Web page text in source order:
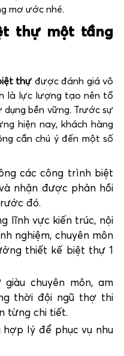
mơ ước nhé.
thự một tầng
thự được đánh giá vô
là lực lượng tạo nên tổ
bền vững. Trước sự
hiện nay, khách hàng
cần chú ý đến một số
các công trình biệt
nhận được phản hồi
đó.
lĩnh vực kiến trúc, nội
nghiệm, chuyên môn
thiết kế biệt thự 1
chuyên môn, am
thời đội ngũ thợ thi
từng chi tiết.
lý để phục vụ nhu